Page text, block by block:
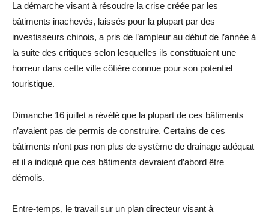
La démarche visant à résoudre la crise créée par les
bâtiments inachevés, laissés pour la plupart par des
investisseurs chinois, a pris de l’ampleur au début de l’année à
la suite des critiques selon lesquelles ils constituaient une
horreur dans cette ville côtière connue pour son potentiel
touristique.
Dimanche 16 juillet a révélé que la plupart de ces bâtiments
n’avaient pas de permis de construire. Certains de ces
bâtiments n’ont pas non plus de système de drainage adéquat
et il a indiqué que ces bâtiments devraient d’abord être
démolis.
Entre-temps, le travail sur un plan directeur visant à